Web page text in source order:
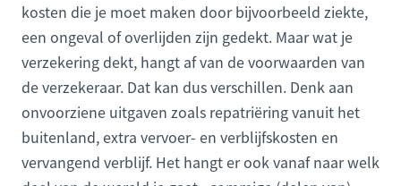
kosten die je moet maken door bijvoorbeeld ziekte,
een ongeval of overlijden zijn gedekt. Maar wat je
verzekering dekt, hangt af van de voorwaarden van
de verzekeraar. Dat kan dus verschillen. Denk aan
onvoorziene uitgaven zoals repatriëring vanuit het
buitenland, extra vervoer- en verblijfskosten en
vervangend verblijf. Het hangt er ook vanaf naar welk